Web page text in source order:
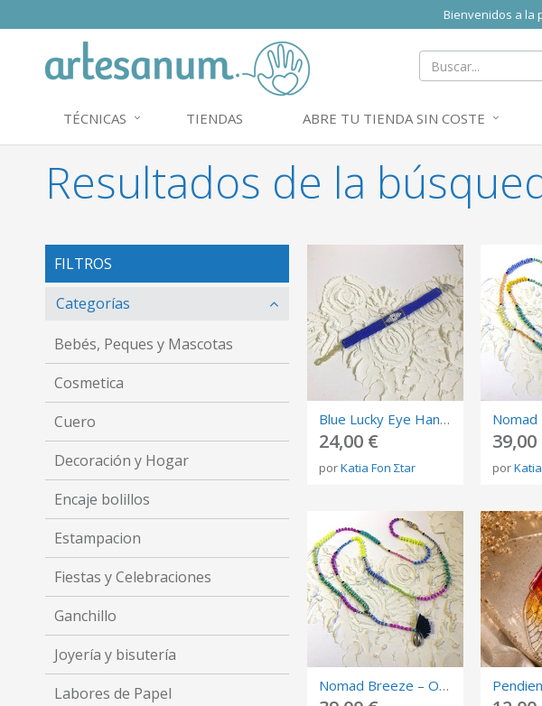
Bienvenidos a la
TÉCNICAS TIENDAS ABRE TU TIENDA SIN COSTE
Resultados de la
FILTROS
Categorías
Bebés, Peques y Mascotas
Cosmetica
Cuero
Decoración y Hogar
Encaje bolillos
Estampacion
Fiestas y Celebraciones
Ganchillo
Joyería y bisutería
Labores de Papel
Blue Lucky Eye Handmade bracelet
24,00 €
porKatia Fon Σtar
39,00
por
Nomad Breeze – OOAK Long Beaded Necklace